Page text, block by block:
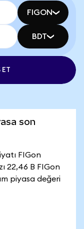
FIGON
BDT
ET
son
FIGon
22,46 B FIGon
piyasa değeri